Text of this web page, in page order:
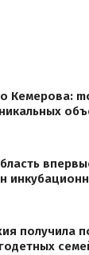
Кемерова:
получила